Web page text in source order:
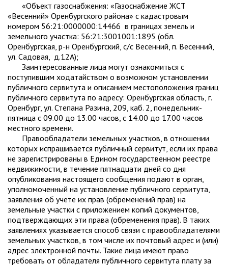
«Объект газоснабжения: «Газоснабжение ЖСТ
«Весенний» Оренбургского района» с кадастровым
номером 56:21:0000000:14466 в границах земель и
земельного участка: 56:21:3001001:1895 (обл.
Оренбургская, р-н Оренбургский, с/с Весенний, п. Весенний,
ул. Садовая, д.12А);
Заинтересованные лица могут ознакомиться с
поступившим ходатайством о возможном установлении
публичного сервитута и описанием местоположения границ
публичного сервитута по адресу: Оренбургская область, г.
Оренбург, ул. Степана Разина, 209, каб. 2, понедельник-
пятница с 09.00 до 13.00 часов, с 14.00 до 17.00 часов
местного времени.
Правообладатели земельных участков, в отношении
которых испрашивается публичный сервитут, если их права
не зарегистрированы в Едином государственном реестре
недвижимости, в течение пятнадцати дней со дня
опубликования настоящего сообщения подают в орган,
уполномоченный на установление публичного сервитута,
заявления об учете их прав (обременений прав) на
земельные участки с приложением копий документов,
подтверждающих эти права (обременения прав). В таких
заявлениях указывается способ связи с правообладателями
земельных участков, в том числе их почтовый адрес и (или)
адрес электронной почты. Такие лица имеют право
требовать от обладателя публичного сервитута плату за